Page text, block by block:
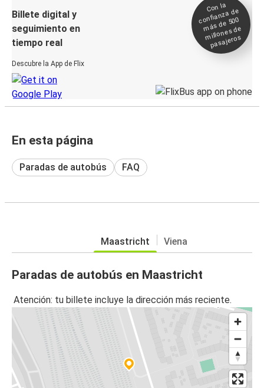
Billete digital y
seguimiento en
tiempo real
Descubre la App de Flix
Con la
confianza de
más de 500
millones de
pasajeros
En esta página
Paradas de autobús FAQ
Maastricht Viena
Paradas de autobús en Maastricht
Atención: tu billete incluye la dirección más reciente.